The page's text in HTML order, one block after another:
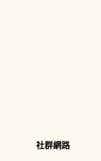
社群網路